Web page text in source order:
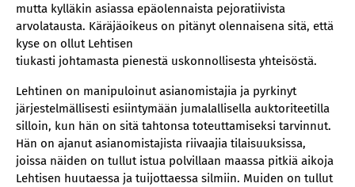
mutta kylläkin asiassa epäolennaista pejoratiivista
arvolatausta. Käräjäoikeus on pitänyt olennaisena sitä, että
kyse on ollut Lehtisen
tiukasti johtamasta pienestä uskonnollisesta yhteisöstä.
Lehtinen on manipuloinut asianomistajia ja pyrkinyt
järjestelmällisesti esiintymään jumalallisella auktoriteetilla
silloin, kun hän on sitä tahtonsa toteuttamiseksi tarvinnut.
Hän on ajanut asianomistajista riivaajia tilaisuuksissa,
joissa näiden on tullut istua polvillaan maassa pitkiä aikoja
Lehtisen huutaessa ja tuijottaessa silmiin. Muiden on tullut